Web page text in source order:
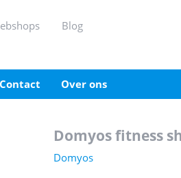
webshops blog
contact over ons
domyos fitness
Domyos